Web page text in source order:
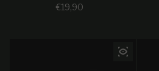
Prezzo regolare
€19,90